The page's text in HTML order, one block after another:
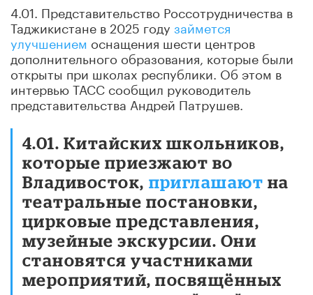
4.01. Представительство Россотрудничества в
Таджикистане в 2025 году займется
улучшением оснащения шести центров
дополнительного образования, которые были
открыты при школах республики. Об этом в
интервью ТАСС сообщил руководитель
представительства Андрей Патрушев.
4.01. Китайских школьников,
которые приезжают во
Владивосток, приглашают на
театральные постановки,
цирковые представления,
музейные экскурсии. Они
становятся участниками
мероприятий, посвящённых